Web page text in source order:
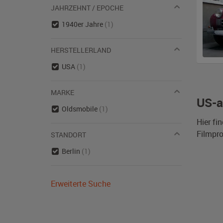
US-
Hier
JAHRZEHNT / EPOCHE
1940er Jahre (1)
HERSTELLERLAND
USA (1)
MARKE
Oldsmobile (1)
STANDORT
Berlin (1)
Erweiterte Suche